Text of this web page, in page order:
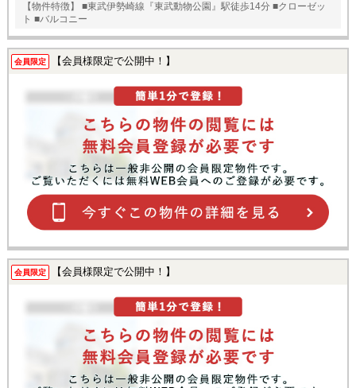
【物件特徴】 ■東武伊勢崎線『東武動物公園』駅徒歩14分 ■クローゼッ
ト ■バルコニー
会員限定 【会員様限定で公開中！】
会員限定 【会員様限定で公開中！】